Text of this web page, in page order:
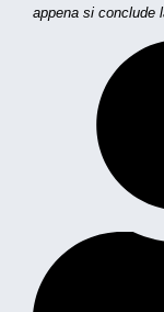
appena si conclude